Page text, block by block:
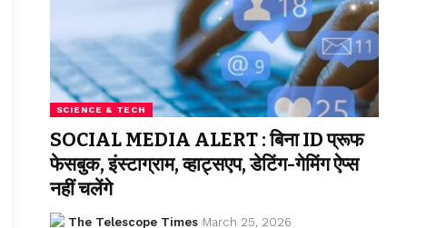
SCIENCE & TECH
SOCIAL MEDIA ALERT : बिना ID प्रूफ
फेसबुक, इंस्टाग्राम, व्हाट्सएप, डेटिंग-गेमिंग ऐप्स
नहीं चलेंगे
The Telescope Times March 25, 2026